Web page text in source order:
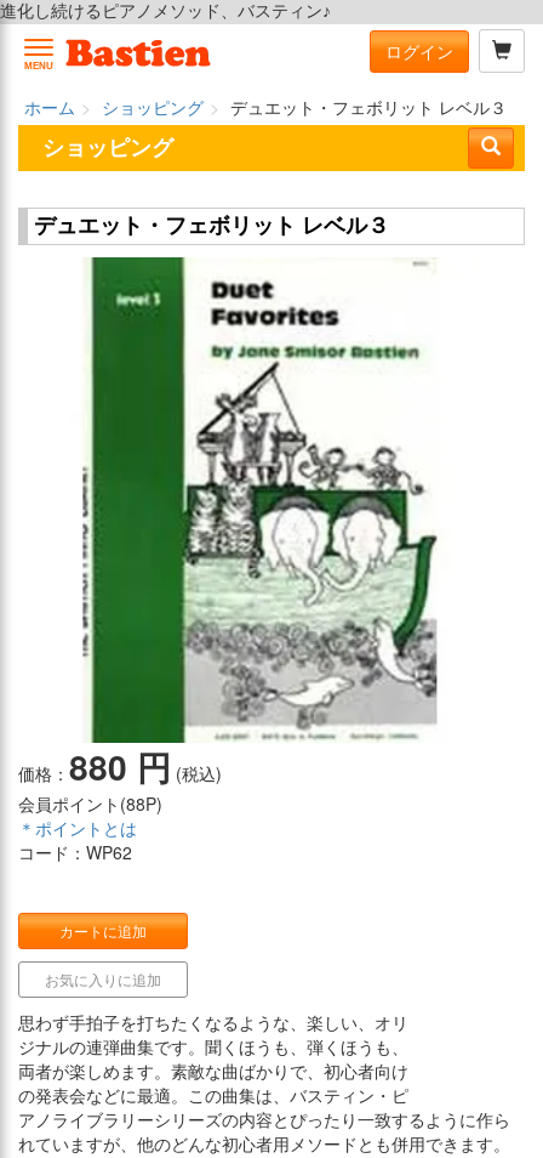
進化し続けるピアノメソッド、バスティン♪
MENU
ログイン
ホーム ショッピング
デュエット・フェボリット レベル３
ショッピング
デュエット・フェボリット レベル３
価格： 880 円 (税込)
会員ポイント(88P)
＊ポイントとは
コード：WP62
カートに追加
お気に入りに追加
思わず手拍子を打ちたくなるような、楽しい、オリ
ジナルの連弾曲集です。聞くほうも、弾くほうも、
両者が楽しめます。素敵な曲ばかりで、初心者向け
の発表会などに最適。この曲集は、バスティン・ピ
アノライブラリーシリーズの内容とぴったり一致するように作ら
れていますが、他のどんな初心者用メソードとも併用できます。